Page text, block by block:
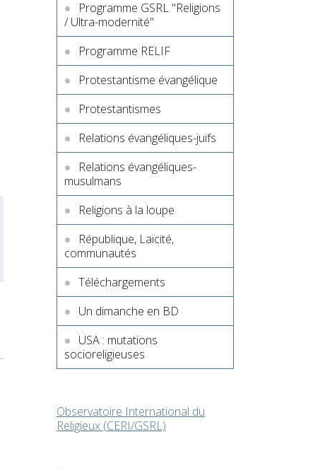
Programme GSRL "Religions
/ Ultra-modernité"
Programme RELIF
Protestantisme évangélique
Protestantismes
Relations évangéliques-juifs
Relations évangéliques-
musulmans
Religions à la loupe
République, Laïcité,
communautés
Téléchargements
Un dimanche en BD
USA : mutations
socioreligieuses
Observatoire International du
Religieux (CERI/GSRL)